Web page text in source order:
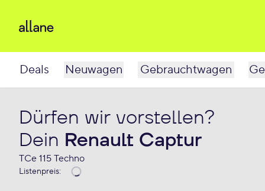
Deals Neuwagen Gebrauchtwagen
Dürfen wir vorstellen?
Dein Renault Captur
TCe 115 Techno
Listenpreis: